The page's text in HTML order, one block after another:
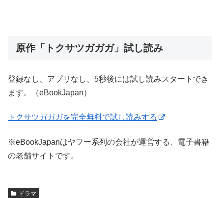
原作「トクサツガガガ」試し読み
登録なし、アプリなし、5秒後には試し読みスタートでき
ます。（eBookJapan）
トクサツガガガを完全無料で試し読みする
※eBookJapanはヤフー系列の会社が運営する、電子書籍
の老舗サイトです。
ドラマ